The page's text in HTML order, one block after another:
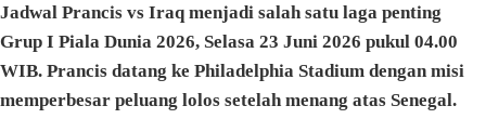
Jadwal Prancis vs Iraq menjadi salah satu laga penting
Grup I Piala Dunia 2026, Selasa 23 Juni 2026 pukul 04.00
WIB. Prancis datang ke Philadelphia Stadium dengan misi
memperbesar peluang lolos setelah menang atas Senegal.